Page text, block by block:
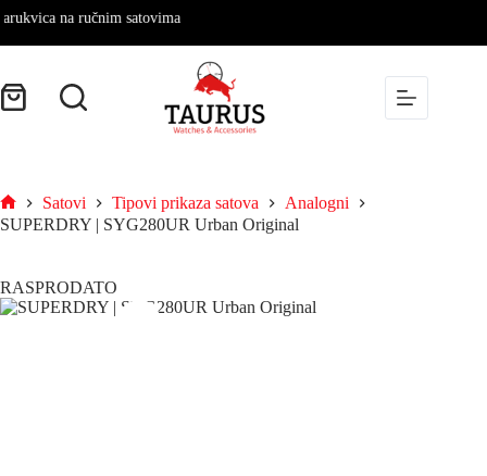
na ručnim satovima
Satovi Tipovi prikaza satova
Analogni
SUPERDRY | SYG280UR Urban Original
RASPRODATO